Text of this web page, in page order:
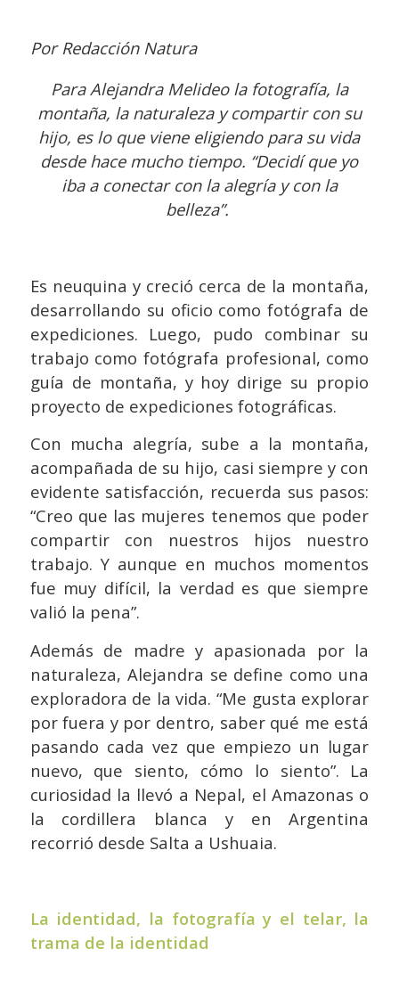
Por Redacción Natura
Para Alejandra Melideo la fotografía, la
montaña, la naturaleza y compartir con su
hijo, es lo que viene eligiendo para su vida
desde hace mucho tiempo. “Decidí que yo
iba a conectar con la alegría y con la
belleza”.
Es neuquina y creció cerca de la montaña,
desarrollando su oficio como fotógrafa de
expediciones. Luego, pudo combinar su
trabajo como fotógrafa profesional, como
guía de montaña, y hoy dirige su propio
proyecto de expediciones fotográficas.
Con mucha alegría, sube a la montaña,
acompañada de su hijo, casi siempre y con
evidente satisfacción, recuerda sus pasos:
“Creo que las mujeres tenemos que poder
compartir con nuestros hijos nuestro
trabajo. Y aunque en muchos momentos
fue muy difícil, la verdad es que siempre
valió la pena”.
Además de madre y apasionada por la
naturaleza, Alejandra se define como una
exploradora de la vida. “Me gusta explorar
por fuera y por dentro, saber qué me está
pasando cada vez que empiezo un lugar
nuevo, que siento, cómo lo siento”. La
curiosidad la llevó a Nepal, el Amazonas o
la cordillera blanca y en Argentina
recorrió desde Salta a Ushuaia.
La identidad, la fotografía y el telar, la
trama de la identidad